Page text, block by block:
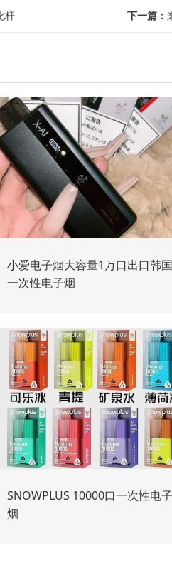
杆 下一篇：
小爱电子烟大容量1万口出口韩国
一次性电子烟
SNOWPLUS 10000口一次性电子
烟